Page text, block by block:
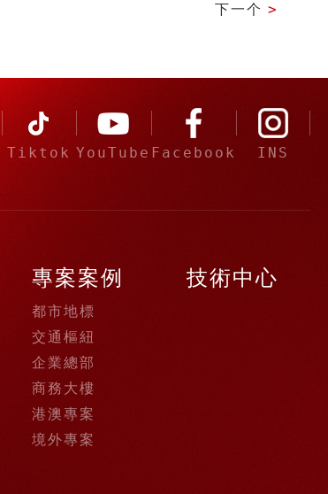
下一个 >
Tiktok YouTube Facebook INS
專案案例
都市地標
交通樞紐
企業總部
商務大樓
港澳專案
境外專案
技術中心